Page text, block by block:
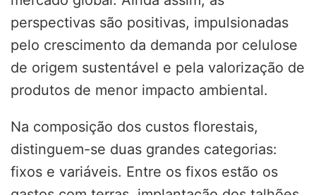
perspectivas são positivas, impulsionadas
pelo crescimento da demanda por celulose
de origem sustentável e pela valorização de
produtos de menor impacto ambiental.
Na composição dos custos florestais,
distinguem-se duas grandes categorias:
fixos e variáveis. Entre os fixos estão os